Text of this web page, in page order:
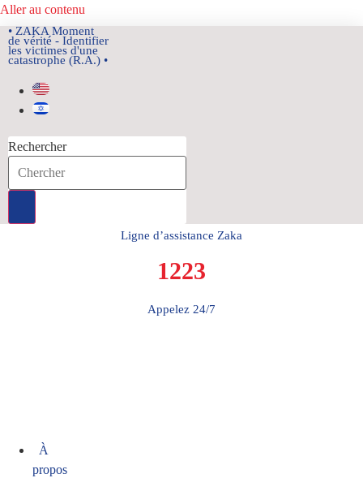
Aller au contenu
• ZAKA Moment
de vérité - Identifier
les victimes d'une
catastrophe (R.A.) •
Rechercher
Ligne d’assistance Zaka
1223
Appelez 24/7
À
propos